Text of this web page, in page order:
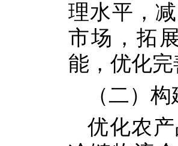
理水平，
市场，拓
能，优化
（二）
优化农